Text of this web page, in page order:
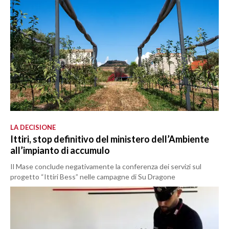
LA DECISIONE
Ittiri, stop definitivo del ministero dell’Ambiente
all’impianto di accumulo
Il Mase conclude negativamente la conferenza dei servizi sul
progetto “Ittiri Bess” nelle campagne di Su Dragone